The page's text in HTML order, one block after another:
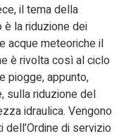
il tema della
è la riduzione dei
acque meteoriche il
è rivolta così al ciclo
piogge, appunto,
sulla riduzione del
idraulica. Vengono
di servizio